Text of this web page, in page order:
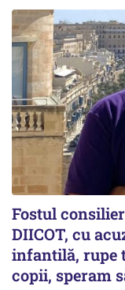
Fostul
DIICOT, cu
infantilă, rupe
copii, speram